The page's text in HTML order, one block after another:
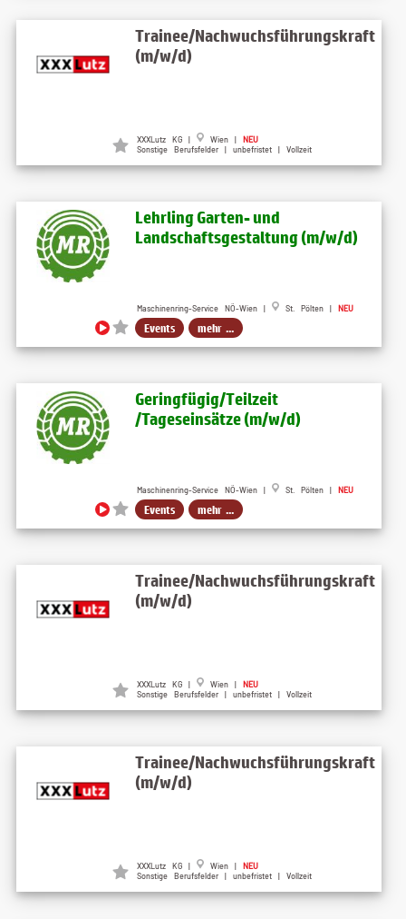
Trainee/Nachwuchsführungskraft
(m/w/d)
XXXLutz KG | Wien | NEU
Sonstige Berufsfelder | unbefristet | Vollzeit
Lehrling Garten- und
Landschaftsgestaltung (m​/w​/d)
Maschinenring-Service NÖ-Wien | St. Pölten | NEU
Events mehr ...
Geringfügig​/Teilzeit​
/Tageseinsätze (m​/w​/d)
Maschinenring-Service NÖ-Wien | St. Pölten | NEU
Events mehr ...
Trainee/Nachwuchsführungskraft
(m/w/d)
XXXLutz KG | Wien | NEU
Sonstige Berufsfelder | unbefristet | Vollzeit
Trainee/Nachwuchsführungskraft
(m/w/d)
XXXLutz KG | Wien | NEU
Sonstige Berufsfelder | unbefristet | Vollzeit